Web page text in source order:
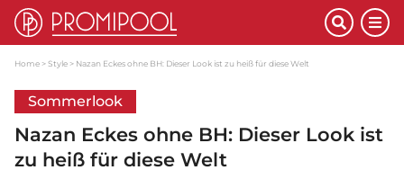
Home Style Nazan Eckes ohne BH: Dieser Look ist zu heiß für diese Welt
Sommerlook
Nazan Eckes ohne BH: Dieser Look ist
zu heiß für diese Welt